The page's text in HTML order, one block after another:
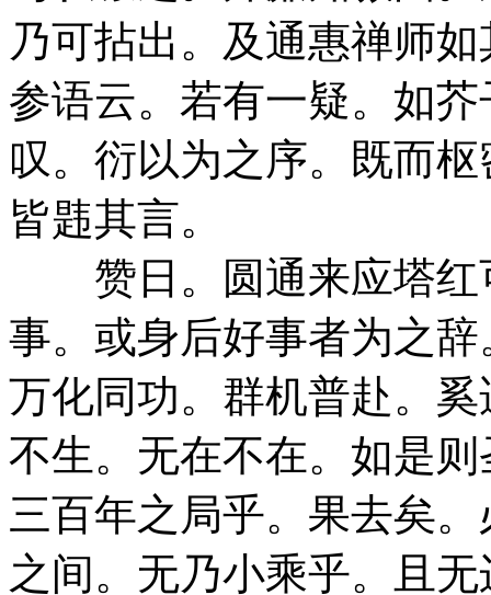
乃可拈出。及通惠禅师
参语云。若有一疑。如
叹。衍以为之序。既而
皆韪其言。
赞日。圆通来应塔红
事。或身后好事者为之
万化同功。群机普赴。
不生。无在不在。如是
三百年之局乎。果去矣
之间。无乃小乘乎。且